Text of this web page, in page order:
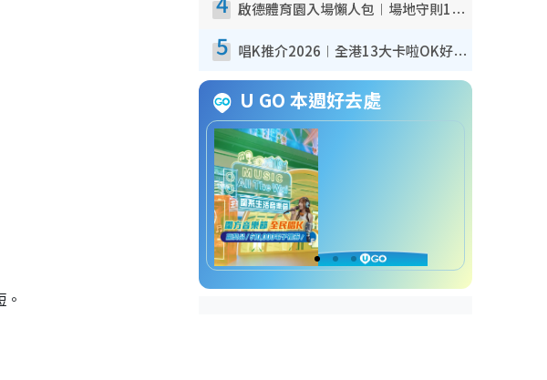
啟德體育園入場懶人包︱場地守則12違禁品不可進場准帶細水樽但全場禁樽蓋！應援牌有限制！
5 唱K推介2026︱全港13大卡啦OK好去處！最平$36起 日文K都有！(附地址+收費詳情)
U GO 本週好去處